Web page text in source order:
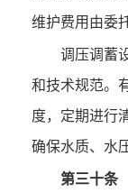
维护费用由委
调压调蓄
和技术规范。
度，定期进行
确保水质、水
第三十条